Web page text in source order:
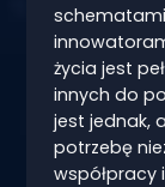
życia jest
innych do
jest jednak,
potrzebę
współpracy